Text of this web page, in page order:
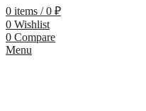
0 items / 0 ₽
0 Wishlist
0 Compare
Menu